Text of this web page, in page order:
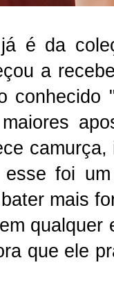
é da
a
conhecido
esse foi
mais
qualquer
que ele